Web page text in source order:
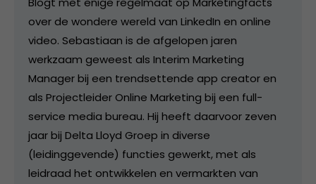
over de wondere wereld van LinkedIn en online
video. Sebastiaan is de afgelopen jaren
werkzaam geweest als Interim Marketing
Manager bij een trendsettende app creator en
als Projectleider Online Marketing bij een full-
service media bureau. Hij heeft daarvoor zeven
jaar bij Delta Lloyd Groep in diverse
(leidinggevende) functies gewerkt, met als
leidraad het ontwikkelen en vermarkten van